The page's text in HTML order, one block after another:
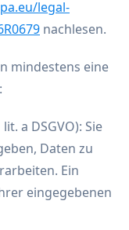
legal-
nachlesen.
mindestens eine
a DSGVO): Sie
Daten zu
Ein
eingegebenen